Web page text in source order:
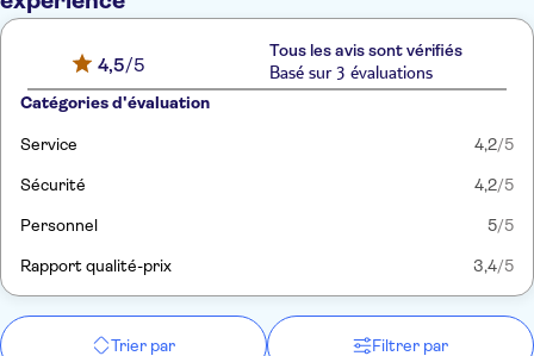
4,5/5
Tous les avis sont vérifiés
Basé sur 3 évaluations
Catégories d'évaluation
Service 4,2/5
Sécurité 4,2/5
Personnel 5/5
Rapport qualité-prix 3,4/5
Trier par Filtrer par